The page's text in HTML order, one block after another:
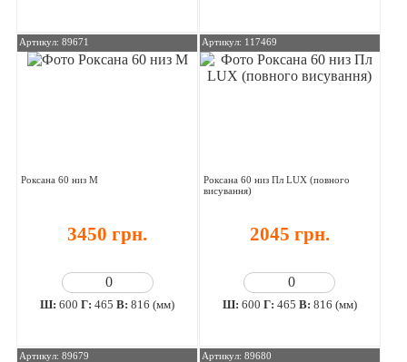
Артикул: 89671
Роксана 60 низ М
3450 грн.
Ш:600 Г:465 В:816 (мм)
Артикул: 117469
Роксана 60 низ Пл LUX (повного
висування)
2045 грн.
Ш: 600 Г: 465 В: 816 (мм)
Артикул: 89679 Артикул: 89680